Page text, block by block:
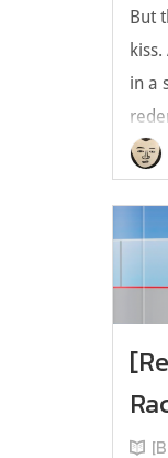
But
in a
แบบ
ทร